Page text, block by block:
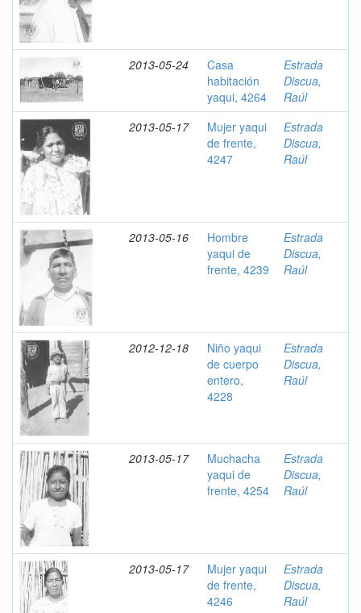
2013-05-24
Casa
habitación
yaqui, 4264
Estrada
Discua,
Raúl
2013-05-17
Mujer yaqui
de frente,
4247
Estrada
Discua,
Raúl
2013-05-16
Hombre
yaqui de
frente, 4239
Estrada
Discua,
Raúl
2012-12-18
Niño yaqui
de cuerpo
entero,
4228
Estrada
Discua,
Raúl
2013-05-17
Muchacha
yaqui de
frente, 4254
Estrada
Discua,
Raúl
2013-05-17
Mujer yaqui
de frente,
4246
Estrada
Discua,
Raúl